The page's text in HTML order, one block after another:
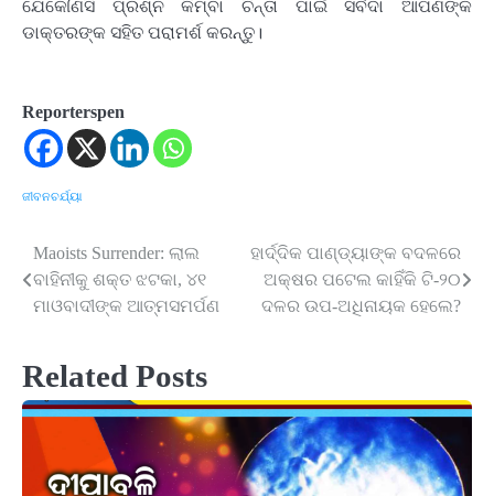
ଯେକୌଣସି ପ୍ରଶ୍ନ କିମ୍ବା ଚିନ୍ତା ପାଇଁ ସର୍ବଦା ଆପଣଙ୍କ
ଡାକ୍ତରଙ୍କ ସହିତ ପରାମର୍ଶ କରନ୍ତୁ।
Reporterspen
ଜୀବନଚର୍ଯ୍ୟା
Post
navigation
Maoists Surrender: ଲାଲ
ବାହିନୀକୁ ଶକ୍ତ ଝଟକା, ୪୧
ମାଓବାଦୀଙ୍କ ଆତ୍ମସମର୍ପଣ
ହାର୍ଦ୍ଦିକ ପାଣ୍ଡ୍ୟାଙ୍କ ବଦଳରେ
ଅକ୍ଷର ପଟେଲ କାହିଁକି ଟି-୨୦
ଦଳର ଉପ-ଅଧିନାୟକ ହେଲେ?
Related Posts